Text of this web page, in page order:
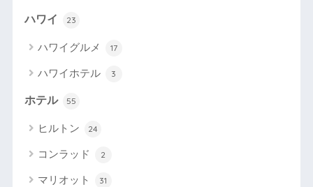
ハワイ 23
ハワイグルメ 17
ハワイホテル 3
ホテル 55
ヒルトン 24
コンラッド 2
マリオット 31